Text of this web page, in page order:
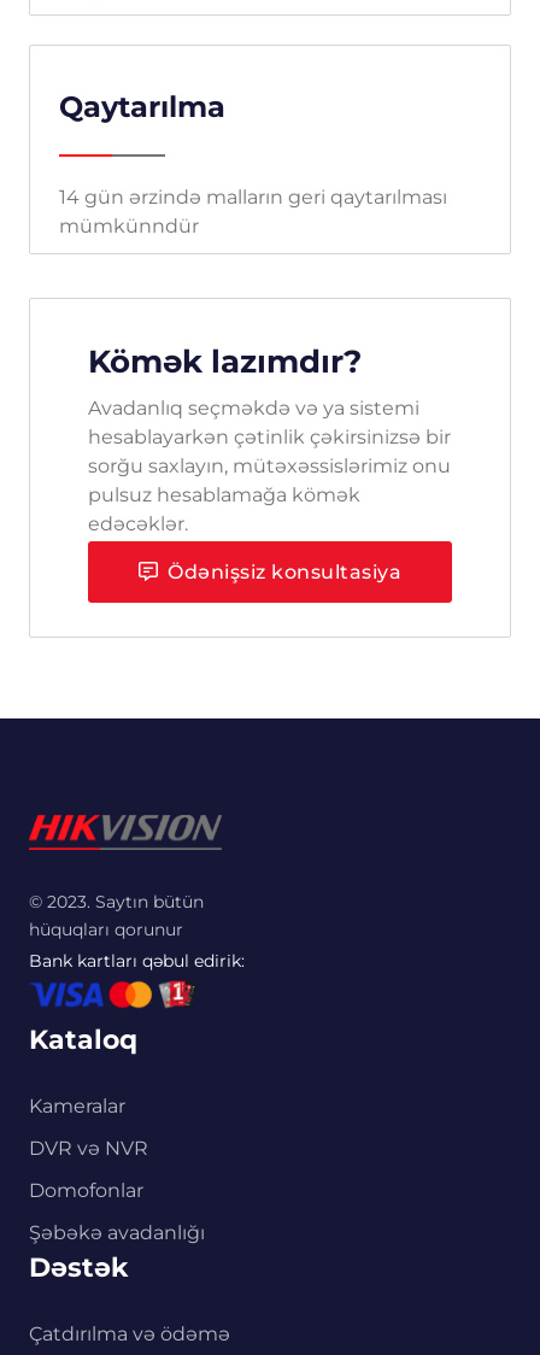
Qaytarılma
14 gün ərzində malların geri qaytarılması
mümkünndür
Kömək lazımdır?
Avadanlıq seçməkdə və ya sistemi
hesablayarkən çətinlik çəkirsinizsə bir
sorğu saxlayın, mütəxəssislərimiz onu
pulsuz hesablamağa kömək
edəcəklər.
Ödənişsiz konsultasiya
© 2023. Saytın bütün
hüquqları qorunur
Bank kartları qəbul edirik:
Kataloq
Kameralar
DVR və NVR
Domofonlar
Şəbəkə avadanlığı
Dəstək
Çatdırılma və ödəmə